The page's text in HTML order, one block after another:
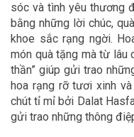
sóc và tình yêu thương
bằng những lời chúc,
khoe sắc rạng ngời.
món quà tặng mà từ lâu
thần” giúp gửi trao
hoa rạng rỡ tươi xinh
chút tỉ mỉ bởi Dalat
gửi trao những thông